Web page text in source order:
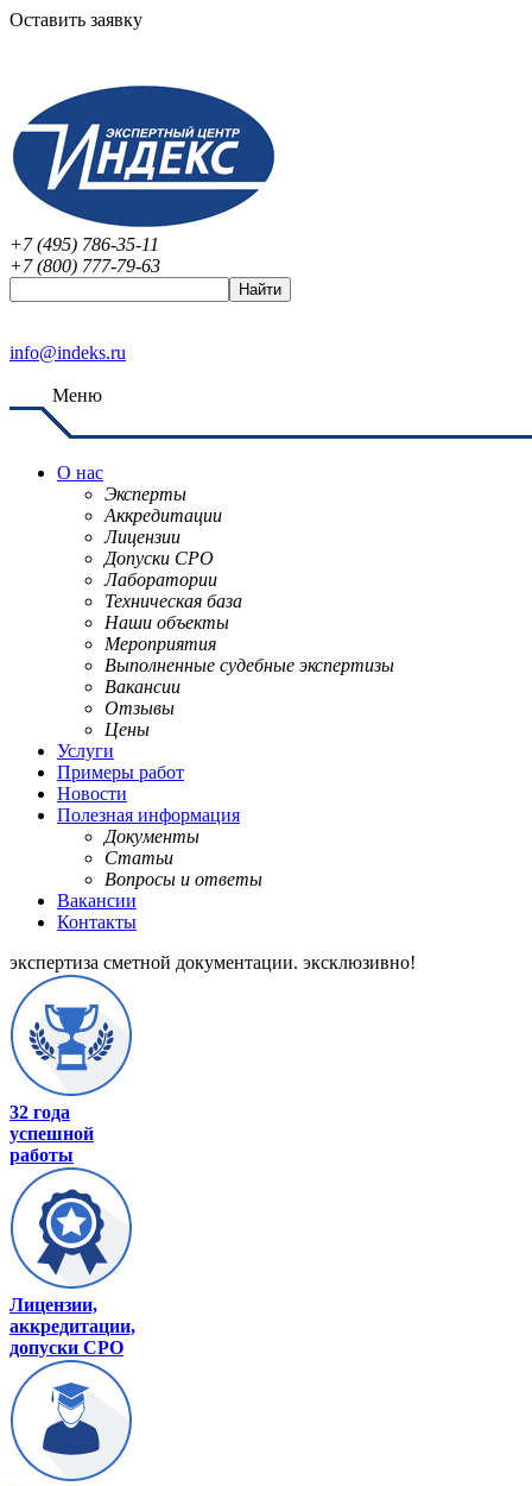
Оставить заявку
+7 (495) 786-35-11
+7 (800) 777-79-63
info@indeks.ru
Меню
О нас
Эксперты
Аккредитации
Лицензии
Допуски СРО
Лаборатории
Техническая база
Наши объекты
Мероприятия
Выполненные судебные экспертизы
Вакансии
Отзывы
Цены
Услуги
Примеры работ
Новости
Полезная информация
Документы
Статьи
Вопросы и ответы
Вакансии
Контакты
экспертиза сметной документации. эксклюзивно!
32 года
успешной
работы
Лицензии,
аккредитации,
допуски СРО